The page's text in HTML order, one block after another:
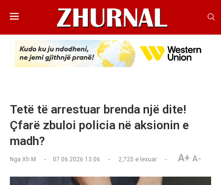
Tetë të arrestuar brenda një dite!
Çfarë zbuloi policia në aksionin e
madh?
Nga Xh M 07.06.2026 13:06 2,725 e lexuar A+ A-